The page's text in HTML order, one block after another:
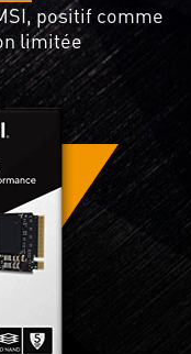
positif comme
limitée